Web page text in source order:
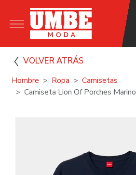
VOLVER ATRÁS
Hombre Ropa
Camisetas
Camiseta Lion Of Porches Marino